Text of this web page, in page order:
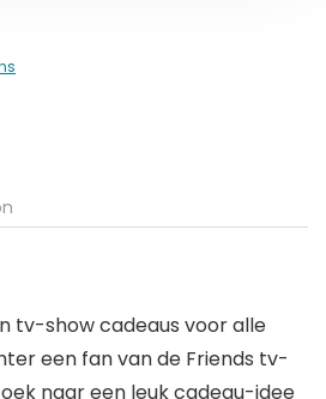
tv-show cadeaus voor alle
een fan van de Friends tv-
naar een leuk cadeau-idee